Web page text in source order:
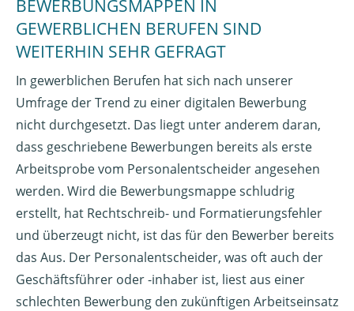
BEWERBUNGSMAPPEN IN
GEWERBLICHEN BERUFEN SIND
WEITERHIN SEHR GEFRAGT
In gewerblichen Berufen hat sich nach unserer
Umfrage der Trend zu einer digitalen Bewerbung
nicht durchgesetzt. Das liegt unter anderem daran,
dass geschriebene Bewerbungen bereits als erste
Arbeitsprobe vom Personalentscheider angesehen
werden. Wird die Bewerbungsmappe schludrig
erstellt, hat Rechtschreib- und Formatierungsfehler
und überzeugt nicht, ist das für den Bewerber bereits
das Aus. Der Personalentscheider, was oft auch der
Geschäftsführer oder -inhaber ist, liest aus einer
schlechten Bewerbung den zukünftigen Arbeitseinsatz